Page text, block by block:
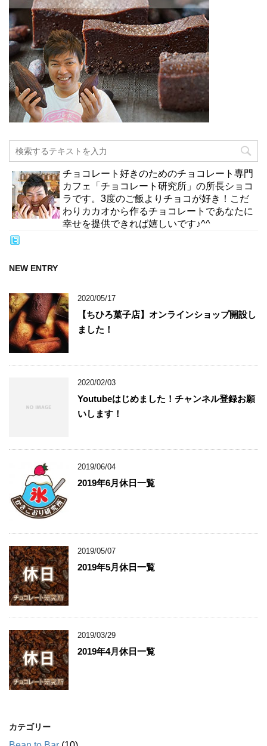
チョコレート好きのためのチョコレート専門
カフェ「チョコレート研究所」の所長ショコ
ラです。3度のご飯よりチョコが好き！こだ
わりカカオから作るチョコレートであなたに
幸せを提供できれば嬉しいです♪^^
NEW ENTRY
2020/05/17
【ちひろ菓子店】オンラインショップ開設し
ました！
2020/02/03
Youtubeはじめました！チャンネル登録お願
いします！
2019/06/04
2019年6月休日一覧
2019/05/07
2019年5月休日一覧
2019/03/29
2019年4月休日一覧
カテゴリー